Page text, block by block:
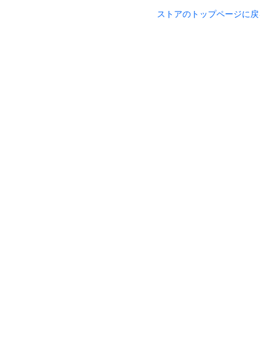
ストアのトップページに戻